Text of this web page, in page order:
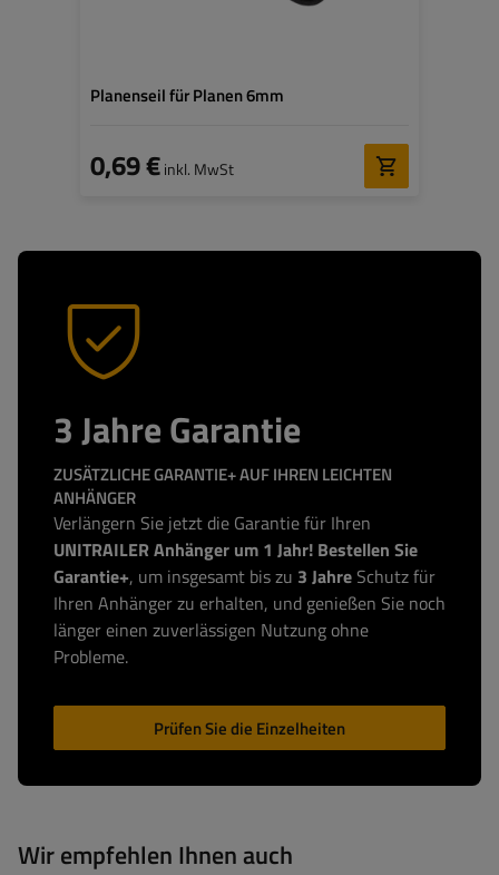
Planenseil für Planen 6mm
0,69 €inkl. MwSt
3 Jahre Garantie
ZUSÄTZLICHE GARANTIE+ AUF IHREN LEICHTEN
ANHÄNGER
Verlängern Sie jetzt die Garantie für Ihren
UNITRAILER Anhänger um 1 Jahr! Bestellen Sie
Garantie+, um insgesamt bis zu 3 Jahre Schutz für
Ihren Anhänger zu erhalten, und genießen Sie noch
länger einen zuverlässigen Nutzung ohne
Probleme.
Prüfen Sie die Einzelheiten
Wir empfehlen Ihnen auch